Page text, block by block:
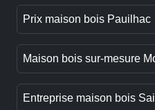
Prix maison bois Pauilhac
Maison bois sur-mesure
Entreprise maison bois